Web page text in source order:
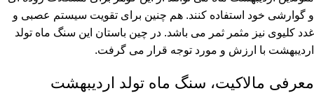
و گوارشی خود استفاده کنند. هم چنین برای تقویت سیستم عصبی و
غدد کلیوی نیز مثمر ثمر می باشد. در چین باستان این سنگ ماه تولد
اردیبهشت با ارزش و مورد توجه قرار می گرفت.
معرفی مالاکیت، سنگ ماه تولد اردیبهشت